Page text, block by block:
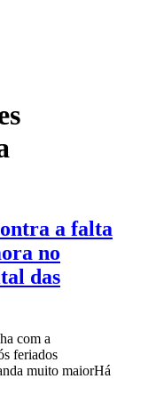
a falta
no
das
com a
feriados
muito maiorHá